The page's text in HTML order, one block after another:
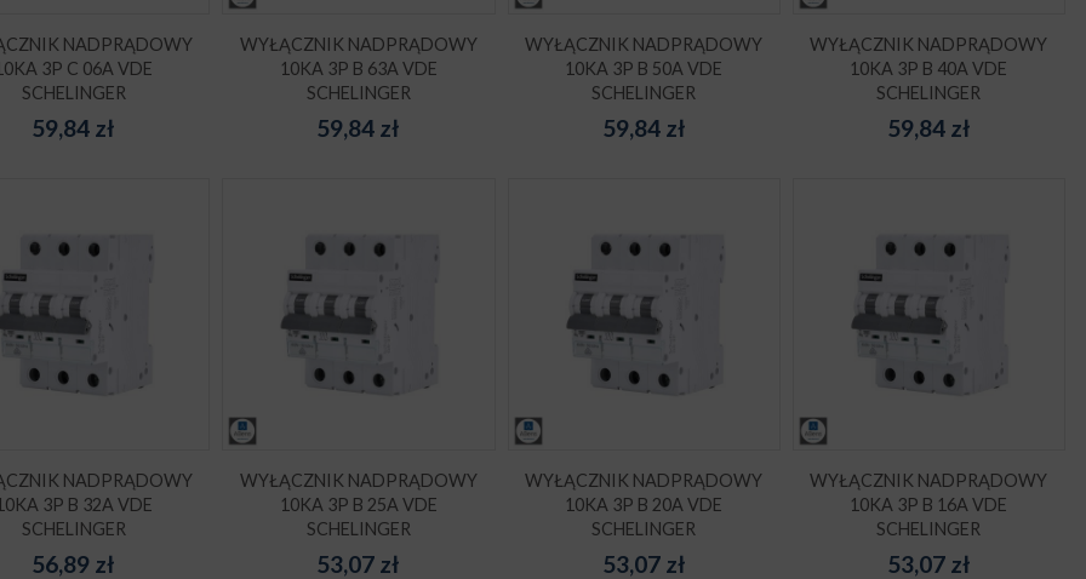
NADPRĄDOWY
3P C 06A VDE
SCHELINGER
59,84 zł
WYŁĄCZNIK NADPRĄDOWY
10KA 3P B 63A VDE
SCHELINGER
59,84 zł
WYŁĄCZNIK NADPRĄDOWY
10KA 3P B 50A VDE
SCHELINGER
59,84zł
WYŁĄCZNIK NADPRĄDOWY
10KA 3P B 40A VDE
SCHELINGER
59,84zł
NADPRĄDOWY
3P B 32A VDE
SCHELINGER
56,89 zł
WYŁĄCZNIK NADPRĄDOWY
10KA 3P B 25A VDE
SCHELINGER
53,07 zł
WYŁĄCZNIK NADPRĄDOWY
10KA 3P B 20A VDE
SCHELINGER
53,07zł
WYŁĄCZNIK NADPRĄDOWY
10KA 3P B 16A VDE
SCHELINGER
53,07zł